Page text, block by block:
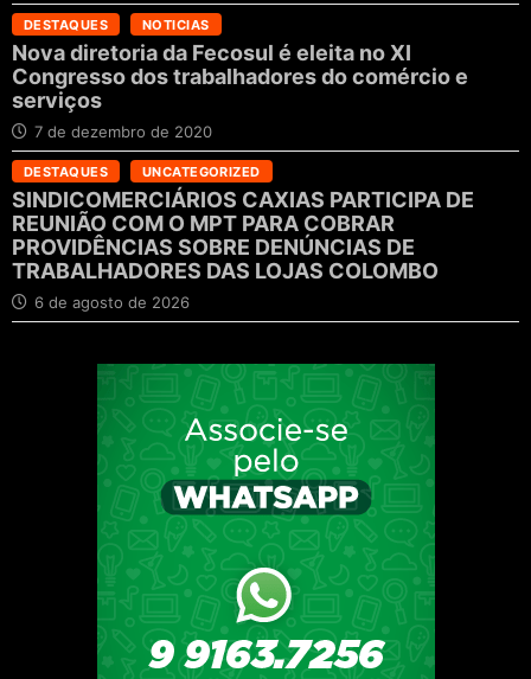
DESTAQUES NOTICIAS
Nova diretoria da Fecosul é eleita no XI
Congresso dos trabalhadores do comércio e
serviços
7 de dezembro de 2020
DESTAQUES UNCATEGORIZED
SINDICOMERCIÁRIOS CAXIAS PARTICIPA DE
REUNIÃO COM O MPT PARA COBRAR
PROVIDÊNCIAS SOBRE DENÚNCIAS DE
TRABALHADORES DAS LOJAS COLOMBO
6 de agosto de 2026